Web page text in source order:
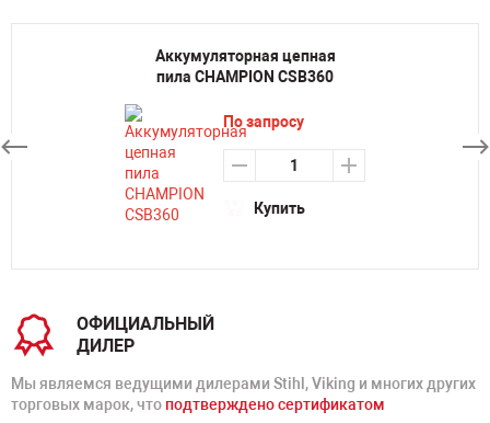
Аккумуляторная цепная
пила CHAMPION CSB360
По запросу
Купить
ОФИЦИАЛЬНЫЙ
ДИЛЕР
Мы являемся ведущими дилерами Stihl, Viking и многих других
торговых марок, что подтверждено сертификатом